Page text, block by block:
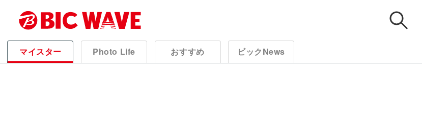
マイスター Photo Life おすすめ ビックNews